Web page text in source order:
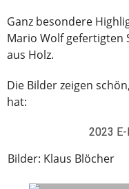
Ganz besondere
Mario Wolf gefertigten
aus Holz.
Die Bilder zeigen
hat:
2023
Bilder: Klaus Blöcher